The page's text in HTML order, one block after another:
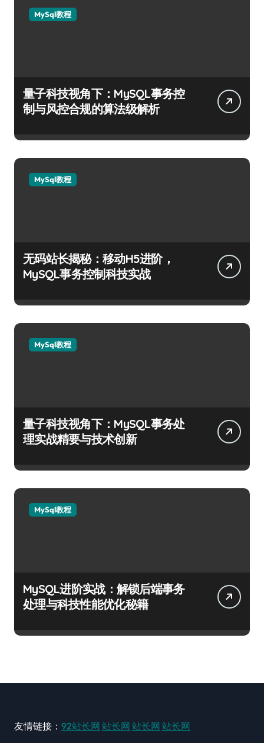
MySql教程
量子科技视角下：MySQL事务控
制与风控合规的算法级解析
MySql教程
无码站长揭秘：移动H5进阶，
MySQL事务控制科技实战
MySql教程
量子科技视角下：MySQL事务处
理实战精要与技术创新
MySql教程
MySQL进阶实战：解锁后端事务
处理与科技性能优化秘籍
友情链接： 92站长网 站长网 站长网 站长网